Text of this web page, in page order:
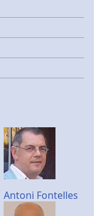
Antoni Fontelles